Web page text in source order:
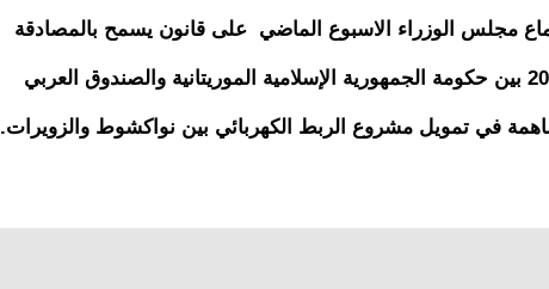
مجلس الوزراء الاسبوع الماضي على قانون يسمح بالمصادقة
على اتفاقية القرض الموقعة بتاريخ 10 يوليو 2017 بين حكومة الجمهورية الإسلامية الموريتانية والصندوق العربي
في تمويل مشروع الربط الكهربائي بين نواكشوط والزويرات.